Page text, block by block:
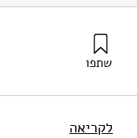
שתפו
לקריאה